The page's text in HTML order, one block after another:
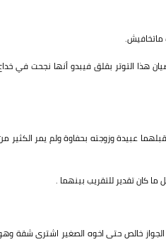
هذا التوتر بقلق فيبدو أنها نجحت في
عبيدة وزوجته بحفاوة ولم يمر الكثير
كان تقدير للتقريب بينهما .
خالص حتى اخوه الصغير اشترى شقة